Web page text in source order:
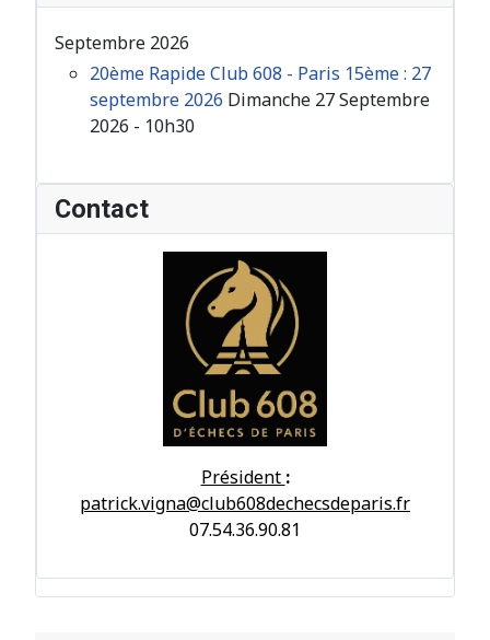
Septembre 2026
20ème Rapide Club 608 - Paris 15ème : 27
septembre 2026 Dimanche 27 Septembre
2026 - 10h30
Contact
Président :
patrick.vigna@club608dechecsdeparis.fr
07.54.36.90.81